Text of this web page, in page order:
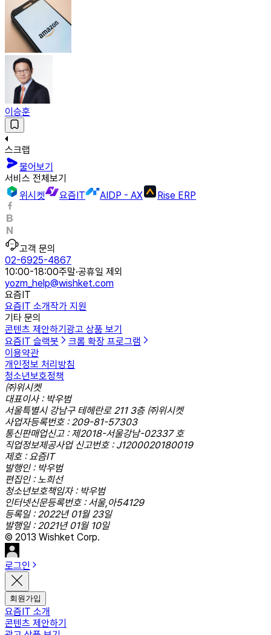
이승훈
스크랩
물어보기
서비스 전체보기
위시켓
요즘IT AIDP - AX Rise ERP
고객 문의
02-6925-4867
10:00-18:00주말·공휴일 제외
yozm_help@wishket.com
요즘IT
요즘IT 소개작가 지원
기타 문의
콘텐츠 제안하기 광고 상품 보기
요즘IT 슬랙봇
크롬 확장 프로그램
이용약관
개인정보 처리방침
청소년보호정책
㈜위시켓
대표이사 : 박우범
서울특별시 강남구 테헤란로 211 3층 ㈜위시켓
사업자등록번호 : 209-81-57303
통신판매업신고 : 제2018-서울강남-02337 호
직업정보제공사업 신고번호 : J1200020180019
제호 : 요즘IT
발행인 : 박우범
편집인 : 노희선
청소년보호책임자 : 박우범
인터넷신문등록번호 : 서울,아54129
등록일 : 2022년 01월 23일
발행일 : 2021년 01월 10일
© 2013 Wishket Corp.
로그인
회원가입
요즘IT 소개
콘텐츠 제안하기